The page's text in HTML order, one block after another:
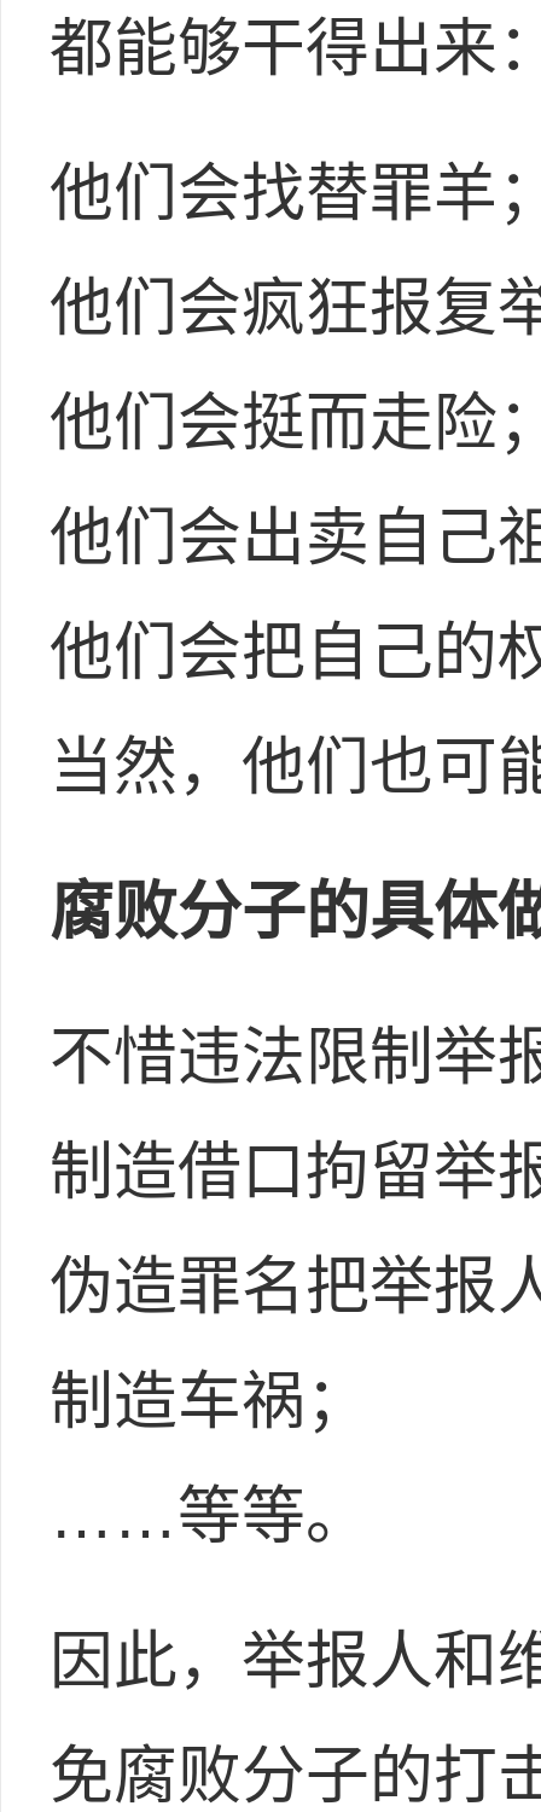
都能够干得出来
他们会找替罪羊
他们会疯狂报复
他们会挺而走险
他们会出卖自己
他们会把自己
当然，他们也可
腐败分子的具体
不惜违法限制举
制造借口拘留举
伪造罪名把举报
制造车祸；
……等等。
因此，举报人和
免腐败分子的打